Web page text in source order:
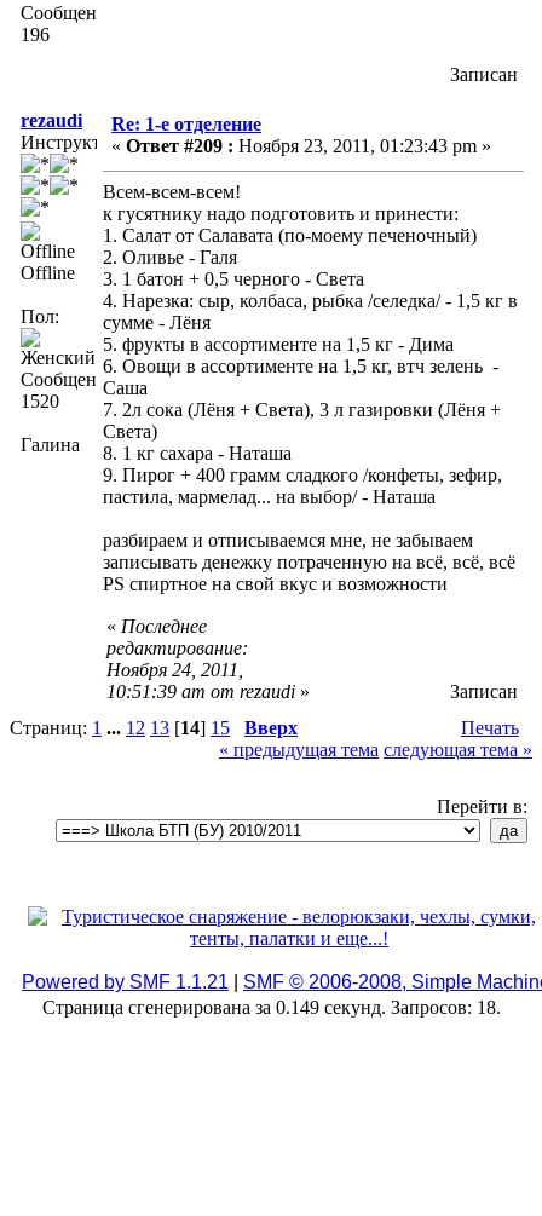
Сообщений:
196
Записан
rezaudi
Инструктор
Offline
Пол:
Сообщений:
1520
Галина
Re: 1-е отделение
« Ответ #209 : Ноября 23, 2011, 01:23:43 pm »
Всем-всем-всем!
к гусятнику надо подготовить и принести:
1. Салат от Салавата (по-моему печеночный)
2. Оливье - Галя
3. 1 батон + 0,5 черного - Света
4. Нарезка: сыр, колбаса, рыбка /селедка/ - 1,5 кг в
сумме - Лёня
5. фрукты в ассортименте на 1,5 кг - Дима
6. Овощи в ассортименте на 1,5 кг, втч зелень -
Саша
7. 2л сока (Лёня + Света), 3 л газировки (Лёня +
Света)
8. 1 кг сахара - Наташа
9. Пирог + 400 грамм сладкого /конфеты, зефир,
пастила, мармелад... на выбор/ - Наташа
разбираем и отписываемся мне, не забываем
записывать денежку потраченную на всё, всё, всё
PS спиртное на свой вкус и возможности
« Последнее
редактирование:
Ноября 24, 2011,
10:51:39 am от rezaudi »
Записан
Страниц: 1 ... 12 13 [14] 15 Вверх
Печать
« предыдущая тема следующая тема »
Перейти в:
Powered by SMF 1.1.21
SMF © 2006-2008, Simple
Страница сгенерирована за 0.149 секунд. Запросов: 18.